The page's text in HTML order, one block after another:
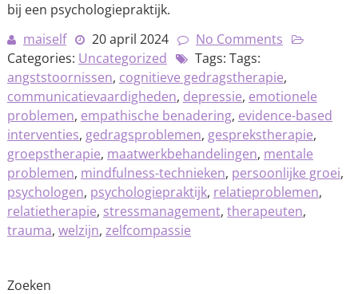
bij een psychologiepraktijk.
maiself
20 april 2024
No Comments
Categories: Uncategorized
Tags: Tags:
angststoornissen, cognitieve gedragstherapie,
communicatievaardigheden, depressie, emotionele
problemen, empathische benadering, evidence-based
interventies, gedragsproblemen, gesprekstherapie,
groepstherapie, maatwerkbehandelingen, mentale
problemen, mindfulness-technieken, persoonlijke groei,
psychologen, psychologiepraktijk, relatieproblemen,
relatietherapie, stressmanagement, therapeuten,
trauma, welzijn, zelfcompassie
Zoeken